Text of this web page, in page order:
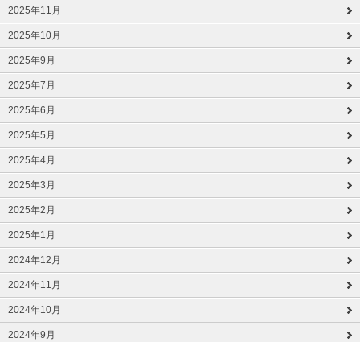
2025年11月
2025年10月
2025年9月
2025年7月
2025年6月
2025年5月
2025年4月
2025年3月
2025年2月
2025年1月
2024年12月
2024年11月
2024年10月
2024年9月